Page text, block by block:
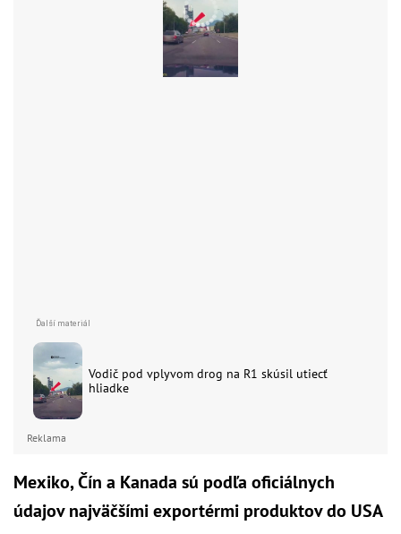
Vodič pod vplyvom drog na R1 skúsil utiecť
hliadke
Reklama
Mexiko, Čín a Kanada sú podľa oficiálnych
údajov najväčšími exportérmi produktov do USA